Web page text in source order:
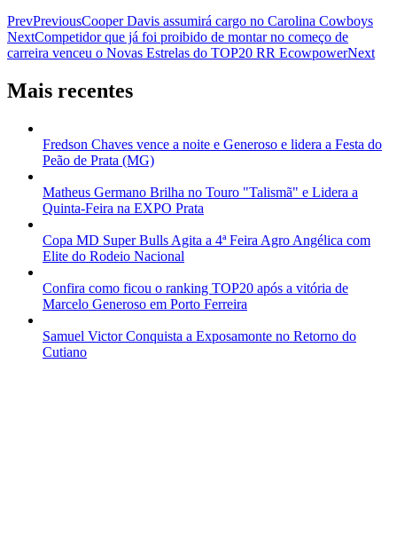
PrevPreviousCooper Davis assumirá cargo no Carolina Cowboys
NextCompetidor que já foi proibido de montar no começo de
carreira venceu o Novas Estrelas do TOP20 RR EcowpowerNext
Mais recentes
Fredson Chaves vence a noite e Generoso e lidera a Festa do
Peão de Prata (MG)
Matheus Germano Brilha no Touro "Talismã" e Lidera a
Quinta-Feira na EXPO Prata
Copa MD Super Bulls Agita a 4ª Feira Agro Angélica com
Elite do Rodeio Nacional
Confira como ficou o ranking TOP20 após a vitória de
Marcelo Generoso em Porto Ferreira
Samuel Victor Conquista a Exposamonte no Retorno do
Cutiano